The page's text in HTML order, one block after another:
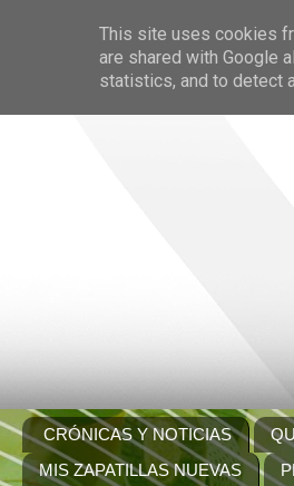
CRÓNICAS Y NOTICIAS
MIS ZAPATILLAS NUEVAS
This site uses cookies
are shared with Google
statistics, and to detect